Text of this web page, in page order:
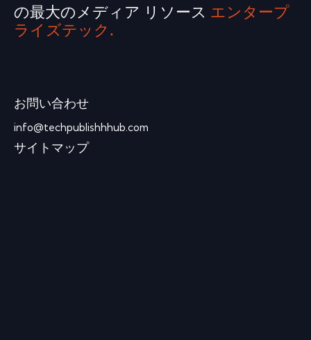
の最大のメディア リソース エンタープ
ライズテック.
お問い合わせ
info@techpublishhhub.com
サイトマップ